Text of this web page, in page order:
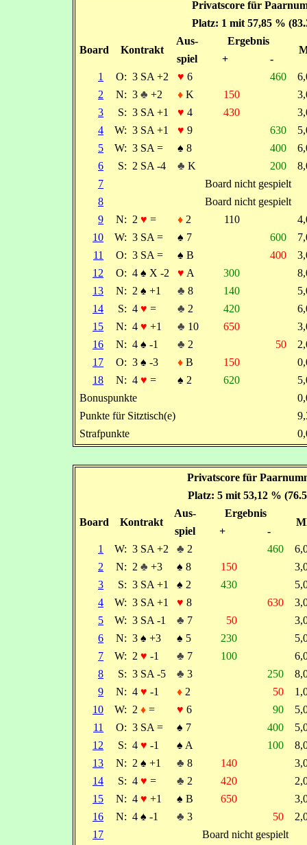
Privatscore für
Platz: 1 mit 57,85 %
Board Kontrakt
Aus- Ergebnis
spiel +
-
1
O: 3 SA +2 ♥ 6 460
2
N: 3 ♣ +2 ♦ K 150
3
S: 3 SA +1 ♥ 4 430
4
W: 3 SA +1 ♥ 9 630
5
W: 3 SA = ♠ 8 400
6
S: 2 SA -4 ♣ K 200
7
Board nicht gespielt
8
Board nicht gespielt
9
N: 2 ♥ = ♦ 2 110
10
W: 3 SA = ♠ 7 600
11
O: 3 SA = ♠ B 400
12
O: 4 ♠ X -2 ♥ A 300
13
N: 2 ♠ +1 ♣ 8 140
14
S: 4 ♥ = ♣ 2 420
15
N: 4 ♥ +1 ♣ 10 650
16
N: 4 ♠ -1 ♣ 2 50
17
O: 3 ♠ -3 ♦ B 150
18
N: 4 ♥ = ♠ 2 620
Bonuspunkte
Punkte für Sitztisch(e)
Strafpunkte
Privatscore für
Platz: 5 mit 53,12 %
Board Kontrakt
Aus- Ergebnis
spiel +
-
1
W: 3 SA +2 ♣ 2 460
2
N: 2 ♣ +3 ♠ 8 150
3
S: 3 SA +1 ♠ 2 430
4
W: 3 SA +1 ♥ 8 630
5
W: 3 SA -1 ♣ 7 50
6
N: 3 ♠ +3 ♠ 5 230
7
W: 2 ♥ -1 ♣ 7 100
8
S: 3 SA -5 ♣ 3 250
9
N: 4 ♥ -1 ♦ 2 50
10
W: 2 ♦ = ♥ 6 90
11
O: 3 SA = ♠ 7 400
12
S: 4 ♥ -1 ♠ A 100
13
N: 2 ♠ +1 ♣ 8 140
14
S: 4 ♥ = ♣ 2 420
15
N: 4 ♥ +1 ♠ B 650
16
N: 4 ♠ -1 ♣ 3 50
17
Board nicht gespielt